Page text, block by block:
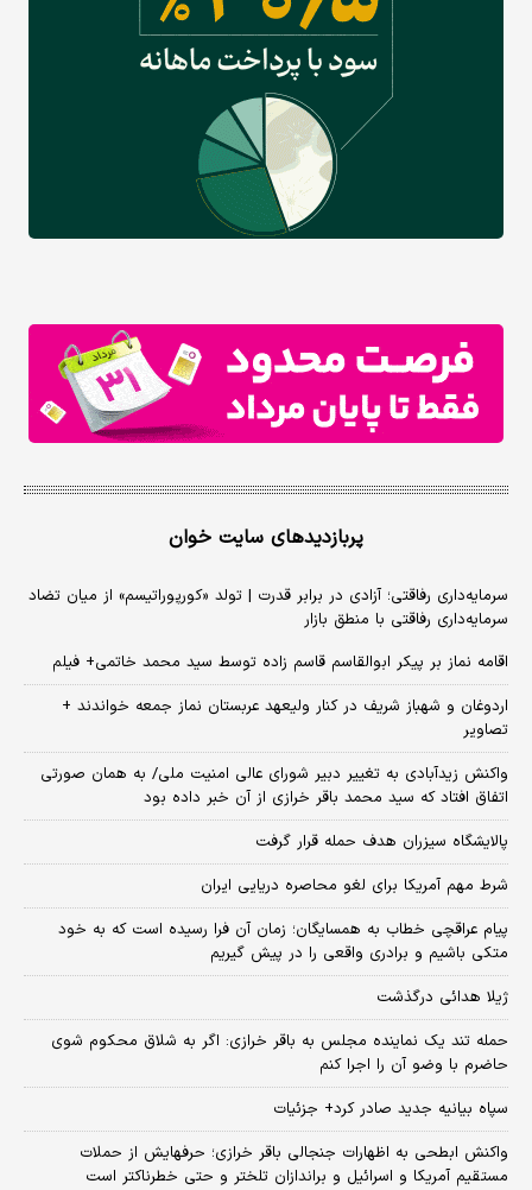
پربازدیدهای سایت خوان
سرمایه‌داری رفاقتی؛ آزادی در برابر قدرت | تولد «کورپوراتیسم» از میان تضاد
سرمایه‌داری رفاقتی با منطق بازار
اقامه نماز بر پیکر ابوالقاسم قاسم زاده توسط سید محمد خاتمی+ فیلم
اردوغان و شهباز شریف در کنار ولیعهد عربستان نماز جمعه خواندند +
تصاویر
واکنش زیدآبادی به تغییر دبیر شورای عالی امنیت ملی/ به همان صورتی
اتفاق افتاد که سید محمد باقر خرازی از آن خبر داده بود
پالایشگاه سیزران هدف حمله قرار گرفت
شرط مهم آمریکا برای لغو محاصره دریایی ایران
پیام عراقچی خطاب به همسایگان؛ زمان آن فرا رسیده است که به خود
متکی باشیم و برادری واقعی را در پیش گیریم
ژیلا هدائی درگذشت
حمله تند یک نماینده مجلس به باقر خرازی: اگر به شلاق محکوم شوی
حاضرم با وضو آن را اجرا کنم
سپاه بیانیه جدید صادر کرد+ جزئیات
واکنش ابطحی به اظهارات جنجالی باقر خرازی؛ حرفهایش از حملات
مستقیم آمریکا و اسرائیل و براندازان تلختر و حتی خطرناکتر است